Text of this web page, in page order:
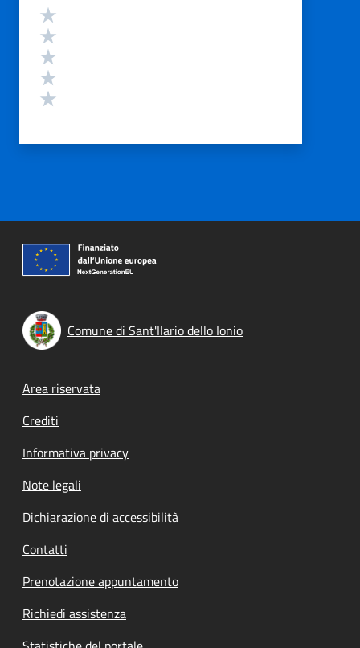
Valutazione
Comune di Sant'Ilario dello Ionio
Footer menu
Area riservata
Crediti
Informativa privacy
Note legali
Dichiarazione di accessibilità
Contatti
Prenotazione appuntamento
Richiedi assistenza